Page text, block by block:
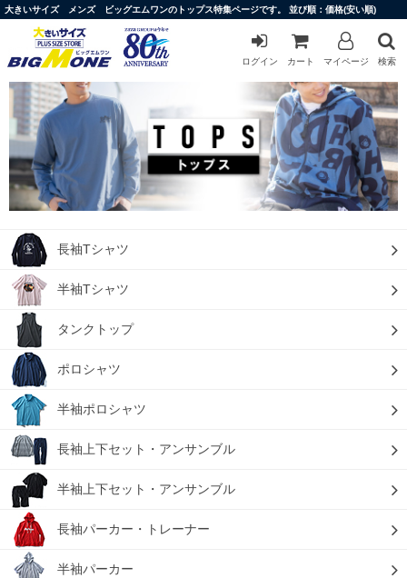
大きいサイズ メンズ ビッグエムワンのトップス特集ページです。 並び順：価格(安い順)
ログイン カート マイページ 検索
長袖Tシャツ
半袖Tシャツ
タンクトップ
ポロシャツ
半袖ポロシャツ
長袖上下セット・アンサンブル
半袖上下セット・アンサンブル
長袖パーカー・トレーナー
半袖パーカー